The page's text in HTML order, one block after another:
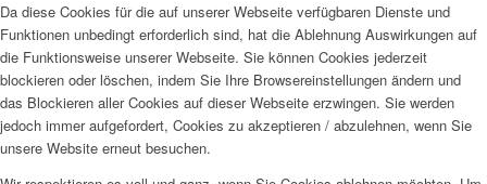
Da diese Cookies für die auf unserer Webseite verfügbaren Dienste und
Funktionen unbedingt erforderlich sind, hat die Ablehnung Auswirkungen auf
die Funktionsweise unserer Webseite. Sie können Cookies jederzeit
blockieren oder löschen, indem Sie Ihre Browsereinstellungen ändern und
das Blockieren aller Cookies auf dieser Webseite erzwingen. Sie werden
jedoch immer aufgefordert, Cookies zu akzeptieren / abzulehnen, wenn Sie
unsere Website erneut besuchen.